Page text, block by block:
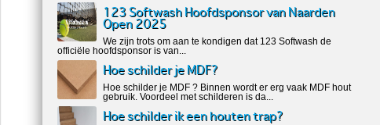
123 Softwash Hoofdsponsor van Naarden
Open 2025
We zijn trots om aan te kondigen dat 123 Softwash de
officiële hoofdsponsor is van...
Hoe schilder je MDF?
Hoe schilder je MDF ? Binnen wordt er erg vaak MDF hout
gebruik. Voordeel met schilderen is da...
Hoe schilder ik een houten trap?